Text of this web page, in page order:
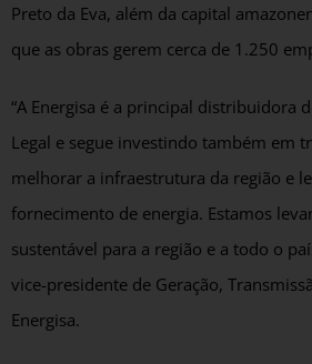
Preto da Eva, além da capital
que as obras gerem cerca de 1.250
“A Energisa é a principal distribuidora
Legal e segue investindo também em
melhorar a infraestrutura da região e
fornecimento de energia. Estamos
sustentável para a região e a todo o
vice-presidente de Geração,
Energisa.